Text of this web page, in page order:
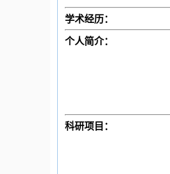
学术经历：
个人简介：
科研项目：